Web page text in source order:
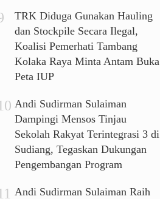
TRK Diduga Gunakan Hauling
dan Stockpile Secara Ilegal,
Koalisi Pemerhati Tambang
Kolaka Raya Minta Antam Buka
Peta IUP
Andi Sudirman Sulaiman
Dampingi Mensos Tinjau
Sekolah Rakyat Terintegrasi 3 di
Sudiang, Tegaskan Dukungan
Pengembangan Program
Andi Sudirman Sulaiman Raih